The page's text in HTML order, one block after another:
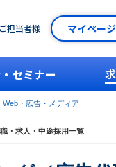
担当者様 マイペー
セミナー
Web・広告・メディア
・求人・中途採用一覧